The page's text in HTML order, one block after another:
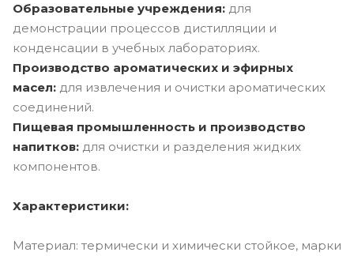
Образовательные учреждения: для
демонстрации процессов дистилляции и
конденсации в учебных лабораториях.
Производство ароматических и эфирных
масел: для извлечения и очистки ароматических
соединений.
Пищевая промышленность и производство
напитков: для очистки и разделения жидких
компонентов.
Характеристики:
Материал: термически и химически стойкое, марки